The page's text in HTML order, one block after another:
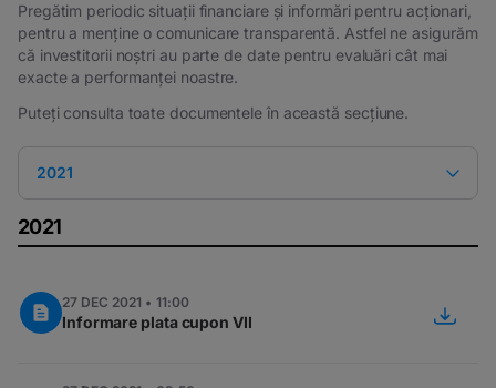
Pregătim periodic situații financiare și informări pentru acționari,
pentru a menține o comunicare transparentă. Astfel ne asigurăm
că investitorii noștri au parte de date pentru evaluări cât mai
exacte a performanței noastre.
Puteți consulta toate documentele în această secțiune.
2021
2021
27 DEC 2021 • 11:00
Informare plata cupon VII